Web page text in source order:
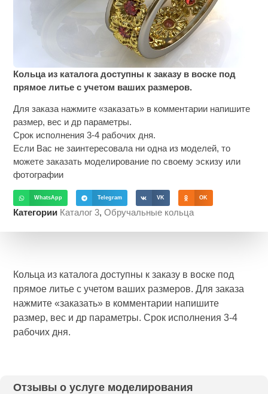
Кольца из каталога доступны к заказу в воске под
прямое литье с учетом ваших размеров.
Для заказа нажмите «заказать» в комментарии напишите
размер, вес и др параметры.
Срок исполнения 3-4 рабочих дня.
Если Вас не заинтересовала ни одна из моделей, то
можете заказать моделирование по своему эскизу или
фотографии
WhatsApp Telegram VK OK
Категории Каталог 3,Обручальные кольца
Кольца из каталога доступны к заказу в воске под
прямое литье с учетом ваших размеров. Для заказа
нажмите «заказать» в комментарии напишите
размер, вес и др параметры. Срок исполнения 3-4
рабочих дня.
Отзывы о услуге моделирования